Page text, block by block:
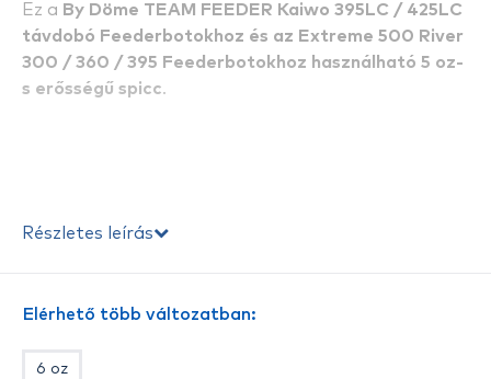
Ez a By Döme TEAM FEEDER Kaiwo 395LC / 425LC
távdobó Feederbotokhoz és az Extreme 500 River
300 / 360 / 395 Feederbotokhoz használható 5 oz-
s erősségű spicc.
Részletes leírás
Elérhető több változatban:
6 oz